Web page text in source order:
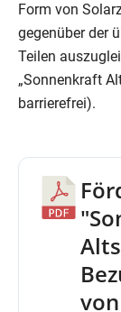
Form von
gegenüber der
Teilen
„Sonnenkraft
barrierefrei).